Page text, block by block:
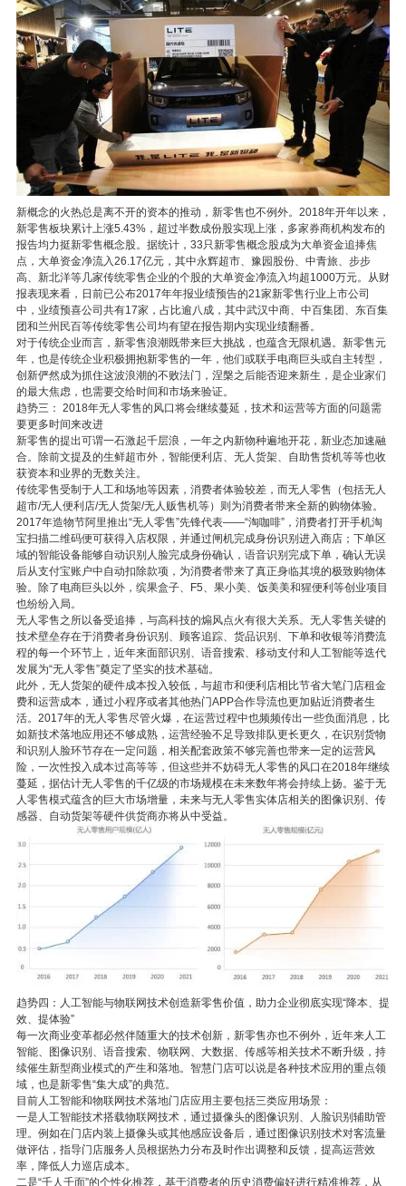
新概念的火热总是离不开的资本的推动，新零售也不例外。2018年开年以来，
新零售板块累计上涨5.43%，超过半数成份股实现上涨，多家券商机构发布的
报告均力挺新零售概念股。据统计，33只新零售概念股成为大单资金追捧焦
点，大单资金净流入26.17亿元，其中永辉超市、豫园股份、中青旅、步步
高、新北洋等几家传统零售企业的个股的大单资金净流入均超1000万元。从财
报表现来看，日前已公布2017年年报业绩预告的21家新零售行业上市公司
中，业绩预喜公司共有17家，占比逾八成，其中武汉中商、中百集团、东百集
团和兰州民百等传统零售公司均有望在报告期内实现业绩翻番。
对于传统企业而言，新零售浪潮既带来巨大挑战，也蕴含无限机遇。新零售元
年，也是传统企业积极拥抱新零售的一年，他们或联手电商巨头或自主转型，
创新俨然成为抓住这波浪潮的不败法门，涅槃之后能否迎来新生，是企业家们
的最大焦虑，也需要交给时间和市场来验证。
趋势三： 2018年无人零售的风口将会继续蔓延，技术和运营等方面的问题需
要更多时间来改进
新零售的提出可谓一石激起千层浪，一年之内新物种遍地开花，新业态加速融
合。除前文提及的生鲜超市外，智能便利店、无人货架、自助售货机等等也收
获资本和业界的无数关注。
传统零售受制于人工和场地等因素，消费者体验较差，而无人零售（包括无人
超市/无人便利店/无人货架/无人贩售机等）则为消费者带来全新的购物体验。
2017年造物节阿里推出“无人零售”先锋代表——“淘咖啡”，消费者打开手机淘
宝扫描二维码便可获得入店权限，并通过闸机完成身份识别进入商店；下单区
域的智能设备能够自动识别人脸完成身份确认，语音识别完成下单，确认无误
后从支付宝账户中自动扣除款项，为消费者带来了真正身临其境的极致购物体
验。除了电商巨头以外，缤果盒子、F5、果小美、饭美美和猩便利等创业项目
也纷纷入局。
无人零售之所以备受追捧，与高科技的煽风点火有很大关系。无人零售关键的
技术壁垒存在于消费者身份识别、顾客追踪、货品识别、下单和收银等消费流
程的每一个环节上，近年来面部识别、语音搜索、移动支付和人工智能等迭代
发展为“无人零售”奠定了坚实的技术基础。
此外，无人货架的硬件成本投入较低，与超市和便利店相比节省大笔门店租金
费和运营成本，通过小程序或者其他热门APP合作导流也更加贴近消费者生
活。2017年的无人零售尽管火爆，在运营过程中也频频传出一些负面消息，比
如新技术落地应用还不够成熟，运营经验不足导致排队更长更久，在识别货物
和识别人脸环节存在一定问题，相关配套政策不够完善也带来一定的运营风
险，一次性投入成本过高等等，但这些并不妨碍无人零售的风口在2018年继续
蔓延，据估计无人零售的千亿级的市场规模在未来数年将会持续上扬。鉴于无
人零售模式蕴含的巨大市场增量，未来与无人零售实体店相关的图像识别、传
感器、自动货架等硬件供货商亦将从中受益。
趋势四：人工智能与物联网技术创造新零售价值，助力企业彻底实现“降本、提
效、提体验”
每一次商业变革都必然伴随重大的技术创新，新零售亦也不例外，近年来人工
智能、图像识别、语音搜索、物联网、大数据、传感等相关技术不断升级，持
续催生新型商业模式的产生和落地。智慧门店可以说是各种技术应用的重点领
域，也是新零售“集大成”的典范。
目前人工智能和物联网技术落地门店应用主要包括三类应用场景：
一是人工智能技术搭载物联网技术，通过摄像头的图像识别、人脸识别辅助管
理。例如在门店内装上摄像头或其他感应设备后，通过图像识别技术对客流量
做评估，指导门店服务人员根据热力分布及时作出调整和反馈，提高运营效
率，降低人力巡店成本。
二是“千人千面”的个性化推荐，基于消费者的历史消费偏好进行精准推荐，从